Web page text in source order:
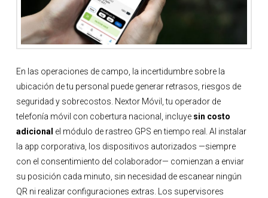
En las operaciones de campo, la incertidumbre sobre la
ubicación de tu personal puede generar retrasos, riesgos de
seguridad y sobrecostos. Nextor Móvil, tu operador de
telefonía móvil con cobertura nacional, incluye sin costo
adicional el módulo de rastreo GPS en tiempo real. Al instalar
la app corporativa, los dispositivos autorizados —siempre
con el consentimiento del colaborador— comienzan a enviar
su posición cada minuto, sin necesidad de escanear ningún
QR ni realizar configuraciones extras. Los supervisores